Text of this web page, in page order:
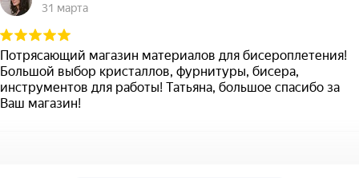
31 марта
Потрясающий магазин материалов для бисероплетения!
Большой выбор кристаллов, фурнитуры, бисера,
инструментов для работы! Татьяна, большое спасибо за
Ваш магазин!